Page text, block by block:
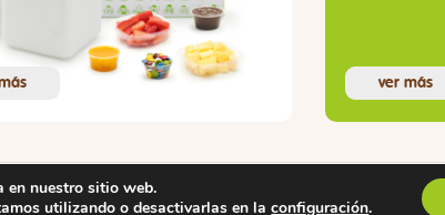
ver más
Canal de Denuncias Quejas y Sugerencias
en nuestro sitio web.
utilizando o desactivarlas en laconfiguración.